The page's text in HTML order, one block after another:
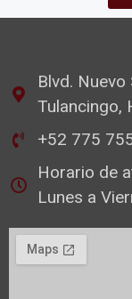
Blvd.
Tulancingo,
+52 775
Horario de
Lunes a